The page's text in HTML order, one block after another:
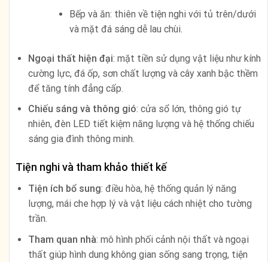
Bếp và ăn: thiên về tiện nghi với tủ trên/dưới
và mặt đá sáng dễ lau chùi.
Ngoại thất hiện đại: mặt tiền sử dụng vật liệu như kính
cường lực, đá ốp, sơn chất lượng và cây xanh bậc thềm
để tăng tính đẳng cấp.
Chiếu sáng và thông gió: cửa sổ lớn, thông gió tự
nhiên, đèn LED tiết kiệm năng lượng và hệ thống chiếu
sáng gia đình thông minh.
Tiện nghi và tham khảo thiết kế
Tiện ích bổ sung: điều hòa, hệ thống quản lý năng
lượng, mái che hợp lý và vật liệu cách nhiệt cho tường
trần.
Tham quan nhà: mô hình phối cảnh nội thất và ngoại
thất giúp hình dung không gian sống sang trọng, tiện